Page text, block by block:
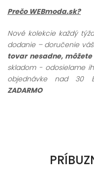
Prečo WEBmoda.sk?
Nové kolekcie každý
dodanie – doručenie
tovar nesadne,
skladom - odosielame
objednávke nad 30
ZADARMO